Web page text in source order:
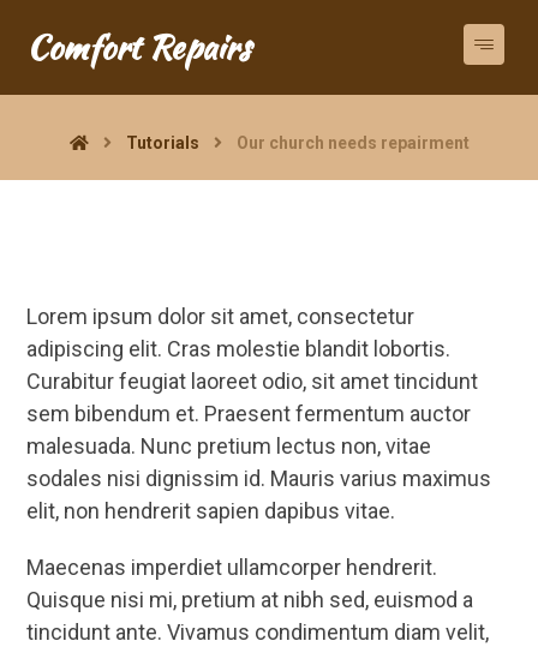
Comfort Repairs
Tutorials Our church needs repairment
Lorem ipsum dolor sit amet, consectetur
adipiscing elit. Cras molestie blandit lobortis.
Curabitur feugiat laoreet odio, sit amet tincidunt
sem bibendum et. Praesent fermentum auctor
malesuada. Nunc pretium lectus non, vitae
sodales nisi dignissim id. Mauris varius maximus
elit, non hendrerit sapien dapibus vitae.
Maecenas imperdiet ullamcorper hendrerit.
Quisque nisi mi, pretium at nibh sed, euismod a
tincidunt ante. Vivamus condimentum diam velit,